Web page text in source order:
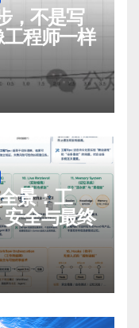
，不是写
程师一样
景：工
全与最终